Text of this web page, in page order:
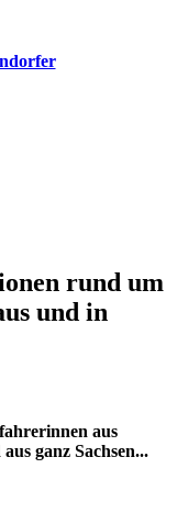
rund um
und in
aus
ganz Sachsen...